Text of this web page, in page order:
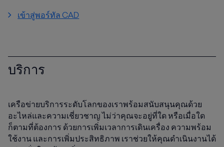
เข้าสู่พอร์ทัล CAD
บริการ
เครือข่ายบริการระดับโลกของเราพร้อมสนับสนุนคุณด้วย
อะไหล่และความเชี่ยวชาญ ไม่ว่าคุณจะอยู่ที่ใด หรือเมื่อใด
ก็ตามที่ต้องการ ด้วยการเพิ่มเวลาการเดินเครื่อง ความพร้อม
ใช้งาน และการเพิ่มประสิทธิภาพ เราช่วยให้คุณดำเนินงานได้